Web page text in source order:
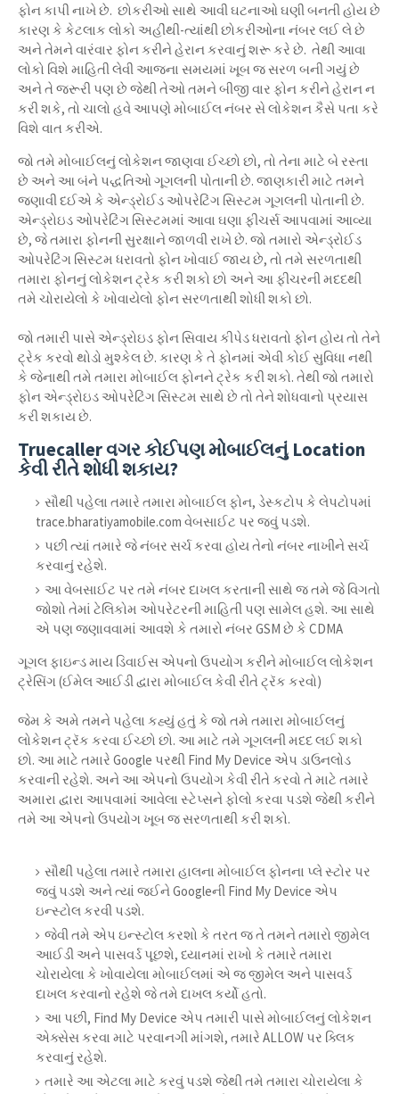
ફોન કાપી નાખે છે. છોકરીઓ સાથે આવી ઘટનાઓ ઘણી બનતી હોય છે
કારણ કે કેટલાક લોકો અહીંથી-ત્યાંથી છોકરીઓના નંબર લઈ લે છે
અને તેમને વારંવાર ફોન કરીને હેરાન કરવાનું શરૂ કરે છે. તેથી આવા
લોકો વિશે માહિતી લેવી આજના સમયમાં ખૂબ જ સરળ બની ગયું છે
અને તે જરૂરી પણ છે જેથી તેઓ તમને બીજી વાર ફોન કરીને હેરાન ન
કરી શકે, તો ચાલો હવે આપણે મોબાઈલ નંબર સે લોકેશન કૈસે પતા કરે
વિશે વાત કરીએ.
જો તમે મોબાઈલનું લોકેશન જાણવા ઈચ્છો છો, તો તેના માટે બે રસ્તા
છે અને આ બંને પદ્ધતિઓ ગૂગલની પોતાની છે. જાણકારી માટે તમને
જણાવી દઈએ કે એન્ડ્રોઈડ ઓપરેટિંગ સિસ્ટમ ગૂગલની પોતાની છે.
એન્ડ્રોઇડ ઓપરેટિંગ સિસ્ટમમાં આવા ઘણા ફીચર્સ આપવામાં આવ્યા
છે, જે તમારા ફોનની સુરક્ષાને જાળવી રાખે છે. જો તમારો એન્ડ્રોઈડ
ઓપરેટિંગ સિસ્ટમ ધરાવતો ફોન ખોવાઈ જાય છે, તો તમે સરળતાથી
તમારા ફોનનું લોકેશન ટ્રેક કરી શકો છો અને આ ફીચરની મદદથી
તમે ચોરાયેલો કે ખોવાયેલો ફોન સરળતાથી શોધી શકો છો.
જો તમારી પાસે એન્ડ્રોઇડ ફોન સિવાય કીપેડ ધરાવતો ફોન હોય તો તેને
ટ્રેક કરવો થોડો મુશ્કેલ છે. કારણ કે તે ફોનમાં એવી કોઈ સુવિધા નથી
કે જેનાથી તમે તમારા મોબાઈલ ફોનને ટ્રેક કરી શકો. તેથી જો તમારો
ફોન એન્ડ્રોઇડ ઓપરેટિંગ સિસ્ટમ સાથે છે તો તેને શોધવાનો પ્રયાસ
કરી શકાય છે.
Truecaller વગર કોઈપણ મોબાઈલનું Location
કેવી રીતે શોધી શકાય?
સૌથી પહેલા તમારે તમારા મોબાઈલ ફોન, ડેસ્કટોપ કે લેપટોપમાં
trace.bharatiyamobile.com વેબસાઈટ પર જવું પડશે.
પછી ત્યાં તમારે જે નંબર સર્ચ કરવા હોય તેનો નંબર નાખીને સર્ચ
કરવાનું રહેશે.
આ વેબસાઈટ પર તમે નંબર દાખલ કરતાની સાથે જ તમે જે વિગતો
જોશો તેમાં ટેલિકોમ ઓપરેટરની માહિતી પણ સામેલ હશે. આ સાથે
એ પણ જણાવવામાં આવશે કે તમારો નંબર GSM છે કે CDMA
ગૂગલ ફાઇન્ડ માય ડિવાઈસ એપનો ઉપયોગ કરીને મોબાઈલ લોકેશન
ટ્રેસિંગ (ઈમેલ આઈડી દ્વારા મોબાઈલ કેવી રીતે ટ્રૅક કરવો)
જેમ કે અમે તમને પહેલા કહ્યું હતું કે જો તમે તમારા મોબાઈલનું
લોકેશન ટ્રૅક કરવા ઈચ્છો છો. આ માટે તમે ગૂગલની મદદ લઈ શકો
છો. આ માટે તમારે Google પરથી Find My Device એપ ડાઉનલોડ
કરવાની રહેશે. અને આ એપનો ઉપયોગ કેવી રીતે કરવો તે માટે તમારે
અમારા દ્વારા આપવામાં આવેલા સ્ટેપ્સને ફોલો કરવા પડશે જેથી કરીને
તમે આ એપનો ઉપયોગ ખૂબ જ સરળતાથી કરી શકો.
સૌથી પહેલા તમારે તમારા હાલના મોબાઈલ ફોનના પ્લે સ્ટોર પર
જવું પડશે અને ત્યાં જઈને Googleની Find My Device એપ
ઇન્સ્ટોલ કરવી પડશે.
જેવી તમે એપ ઇન્સ્ટોલ કરશો કે તરત જ તે તમને તમારો જીમેલ
આઈડી અને પાસવર્ડ પૂછશે, ધ્યાનમાં રાખો કે તમારે તમારા
ચોરાયેલા કે ખોવાયેલા મોબાઈલમાં એ જ જીમેલ અને પાસવર્ડ
દાખલ કરવાનો રહેશે જે તમે દાખલ કર્યો હતો.
આ પછી, Find My Device એપ તમારી પાસે મોબાઈલનું લોકેશન
એક્સેસ કરવા માટે પરવાનગી માંગશે, તમારે ALLOW પર ક્લિક
કરવાનું રહેશે.
તમારે આ એટલા માટે કરવું પડશે જેથી તમે તમારા ચોરાયેલા કે